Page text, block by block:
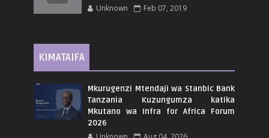
Unknown Feb 07, 2019
KIMATAIFA
Mkurugenzi Mtendaji wa Stanbic Bank
Tanzania Kuzungumza katika
Mkutano wa Infra for Africa Forum
2026